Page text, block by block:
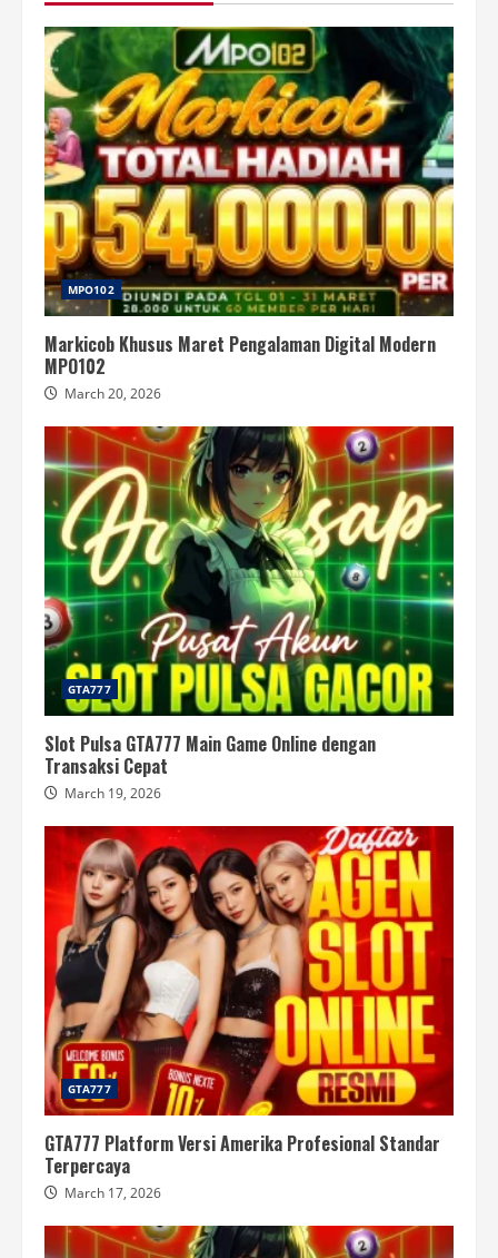
MPO102
Markicob Khusus Maret Pengalaman Digital Modern
MPO102
March 20, 2026
GTA777
Slot Pulsa GTA777 Main Game Online dengan
Transaksi Cepat
March 19, 2026
GTA777
GTA777 Platform Versi Amerika Profesional Standar
Terpercaya
March 17, 2026